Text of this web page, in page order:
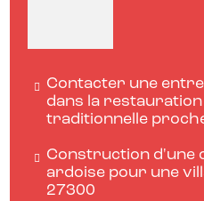
Contacter une
dans la
traditionnelle
Construction d'une
ardoise pour une
27300